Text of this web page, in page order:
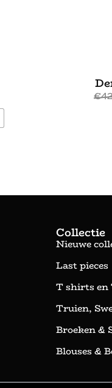
€
Collectie
Nieuwe
Last pieces
T shirts en
Truien,
Broeken &
Blouses &